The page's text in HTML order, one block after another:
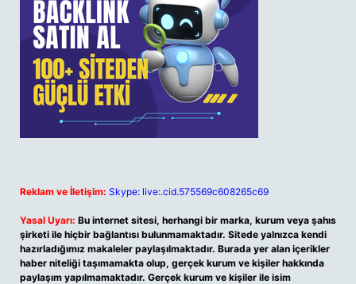
Reklam ve İletişim: Skype: live:.cid.575569c608265c69
Yasal Uyarı: Bu internet sitesi, herhangi bir marka, kurum veya şahıs
şirketi ile hiçbir bağlantısı bulunmamaktadır. Sitede yalnızca kendi
hazırladığımız makaleler paylaşılmaktadır. Burada yer alan içerikler
haber niteliği taşımamakta olup, gerçek kurum ve kişiler hakkında
paylaşım yapılmamaktadır. Gerçek kurum ve kişiler ile isim